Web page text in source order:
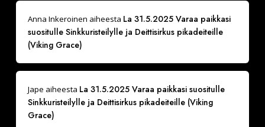
Anna Inkeroinen aiheesta La 31.5.2025 Varaa paikkasi
suositulle Sinkkuristeilylle ja Deittisirkus pikadeiteille
(Viking Grace)
Jape aiheesta La 31.5.2025 Varaa paikkasi suositulle
Sinkkuristeilylle ja Deittisirkus pikadeiteille (Viking
Grace)